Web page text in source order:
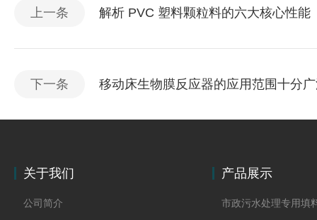
上一条 解析 PVC 塑料颗粒料的六大核心性能
下一条 移动床生物膜反应器的应用范围十分
关于我们
公司简介
产品展示
市政污水处理专用填